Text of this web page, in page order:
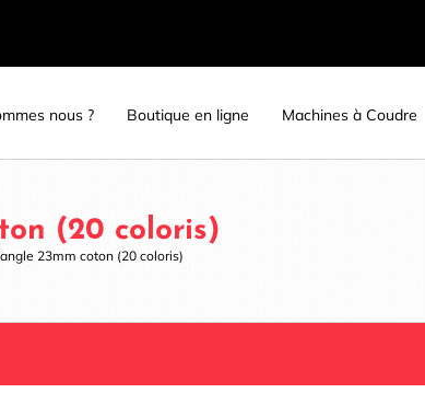
nous ? Boutique en ligne Machines à Coudre
(20 coloris)
23mm coton (20 coloris)